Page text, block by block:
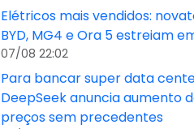
Elétricos mais vendidos:
BYD, MG4 e Ora 5 estreiam
07/08 22:02
Para bancar super data
DeepSeek anuncia aumento
preços sem precedentes